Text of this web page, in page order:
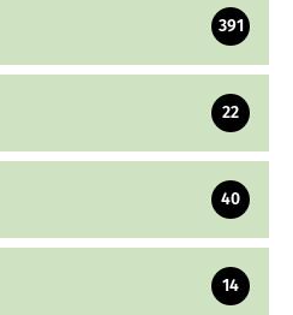
391
22
40
14